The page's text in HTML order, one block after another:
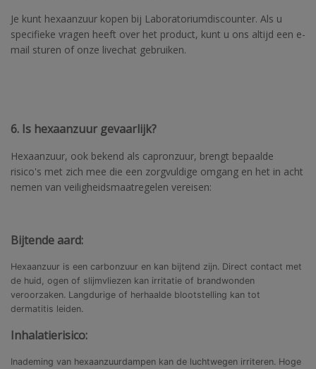
Je kunt hexaanzuur kopen bij Laboratoriumdiscounter. Als u
specifieke vragen heeft over het product, kunt u ons altijd een e-
mail sturen of onze livechat gebruiken.
6. Is hexaanzuur gevaarlijk?
Hexaanzuur, ook bekend als capronzuur, brengt bepaalde
risico's met zich mee die een zorgvuldige omgang en het in acht
nemen van veiligheidsmaatregelen vereisen:
Bijtende aard:
Hexaanzuur is een carbonzuur en kan bijtend zijn. Direct contact met
de huid, ogen of slijmvliezen kan irritatie of brandwonden
veroorzaken. Langdurige of herhaalde blootstelling kan tot
dermatitis leiden.
Inhalatierisico:
Inademing van hexaanzuurdampen kan de luchtwegen irriteren. Hoge